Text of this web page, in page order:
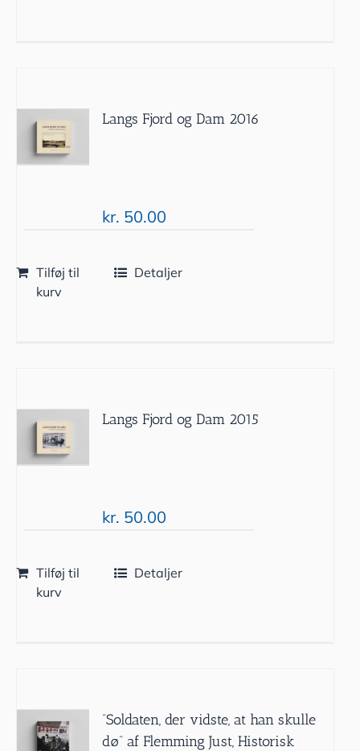
Langs Fjord og Dam 2016
kr. 50.00
Tilføj til
kurv
Detaljer
Langs Fjord og Dam 2015
kr. 50.00
Tilføj til
kurv
Detaljer
”Soldaten, der vidste, at han skulle
dø” af Flemming Just, Historisk